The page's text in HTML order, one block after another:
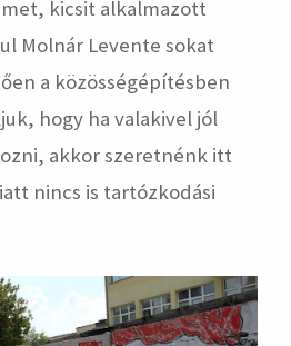
kicsit alkalmazott
Molnár Levente sokat
a közösségépítésben
hogy ha valakivel jól
akkor szeretnénk itt
nincs is tartózkodási